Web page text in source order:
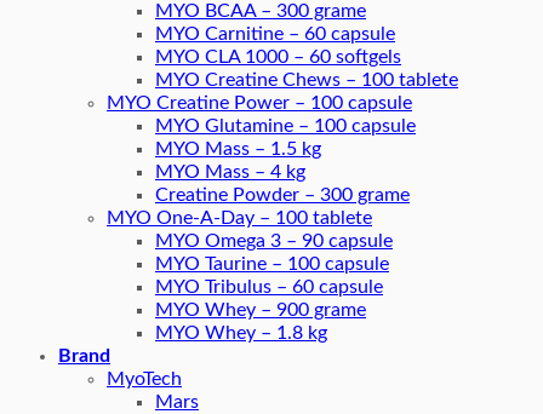
MYO BCAA – 300 grame
MYO Carnitine – 60 capsule
MYO CLA 1000 – 60 softgels
MYO Creatine Chews – 100 tablete
MYO Creatine Power – 100 capsule
MYO Glutamine – 100 capsule
MYO Mass – 1.5 kg
MYO Mass – 4 kg
Creatine Powder – 300 grame
MYO One-A-Day – 100 tablete
MYO Omega 3 – 90 capsule
MYO Taurine – 100 capsule
MYO Tribulus – 60 capsule
MYO Whey – 900 grame
MYO Whey – 1.8 kg
Brand
MyoTech
Mars